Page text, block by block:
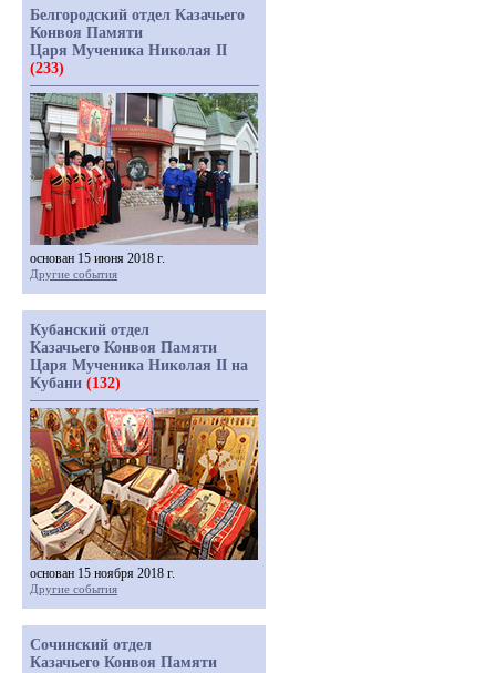
Белгородский отдел Казачьего
Конвоя Памяти
Царя Мученика Николая II
(233)
основан 15 июня 2018 г.
Другие события
Кубанский отдел
Казачьего Конвоя Памяти
Царя Мученика Николая II на
Кубани (132)
основан 15 ноября 2018 г.
Другие события
Сочинский отдел
Казачьего Конвоя Памяти